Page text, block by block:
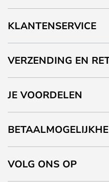
KLANTENSERVICE
VERZENDING EN
JE VOORDELEN
VOLG ONS OP